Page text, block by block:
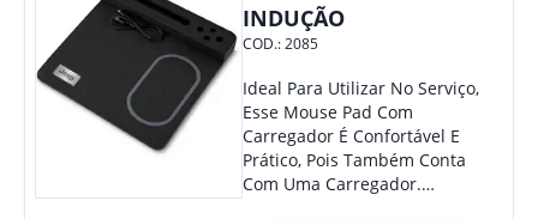
INDUÇÃO
COD.:2085
Ideal Para Utilizar No Serviço,
Esse Mouse Pad Com
Carregador É Confortável E
Prático, Pois Também Conta
Com Uma Carregador.